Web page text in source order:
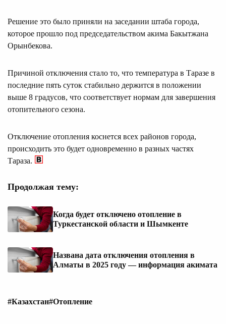
Решение это было приняли на заседании штаба города,
которое прошло под председательством акима Бакытжана
Орынбекова.
Причиной отключения стало то, что температура в Таразе в
последние пять суток стабильно держится в положении
выше 8 градусов, что соответствует нормам для завершения
отопительного сезона.
Отключение отопления коснется всех районов города,
происходить это будет одновременно в разных частях
Тараза.
Продолжая тему:
Когда будет отключено отопление в
Туркестанской области и Шымкенте
Названа дата отключения отопления в
Алматы в 2025 году — информация акимата
#Казахстан#Отопление